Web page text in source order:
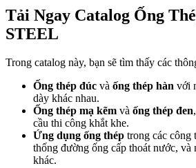
Tải Ngay Catalog Ống
STEEL
Trong catalog này, bạn sẽ tìm thấy các
Ống thép đúc và ống thép hàn với
dày khác nhau.
Ống thép mạ kẽm và ống thép đen
cầu thi công khắt khe.
Ứng dụng ống thép trong các công
thống đường ống cấp thoát nước, và
khác.